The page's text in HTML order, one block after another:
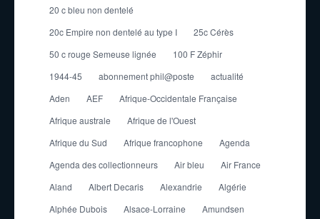
20 c bleu non dentelé
20c Empire non dentelé au type I
25c Cérès
50 c rouge Semeuse lignée
100 F Zéphir
1944-45
abonnement phil@poste
actualité
Aden
AEF
Afrique-Occidentale Française
Afrique australe
Afrique de l'Ouest
Afrique du Sud
Afrique francophone
Agenda
Agenda des collectionneurs
Air bleu
Air France
Aland
Albert Decaris Alexandrie
Algérie
Alphée Dubois
Alsace-Lorraine
Amundsen